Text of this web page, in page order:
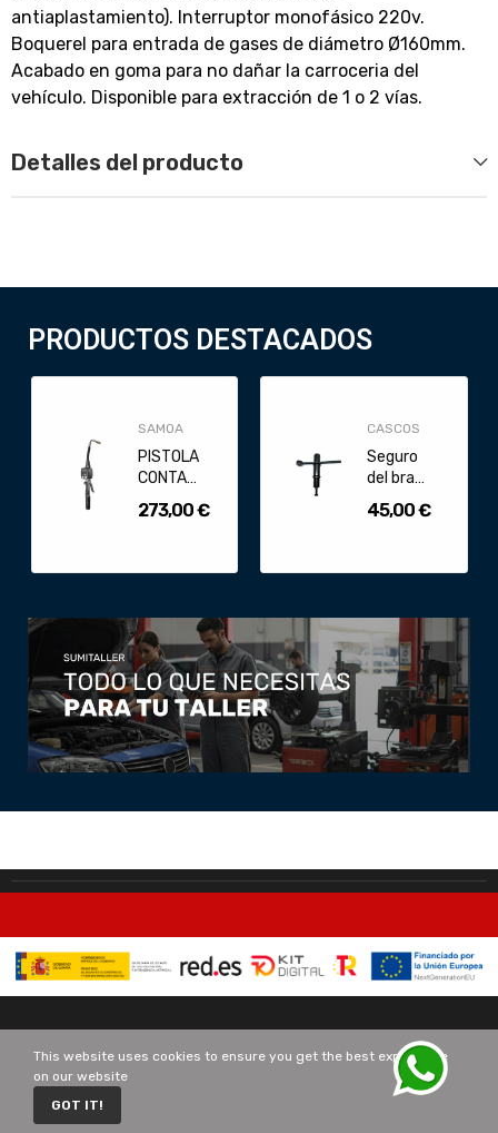
Home
antiaplastamiento). Interruptor monofásico 220v.
Boquerel para entrada de gases de diámetro Ø160mm.
Acabado en goma para no dañar la carroceria del
vehículo. Disponible para extracción de 1 o 2 vías.
Detalles del producto
PRODUCTOS DESTACADOS
SAMOA
PISTOLA
CONTADORA
DIGITAL
EC30, 30
273,00 €
CASCOS
Seguro
del brazo
elevador
de
45,00 €
Copyright © All Rights Reserved.
This website uses cookies to ensure you get the best experience
on our website
GOT IT!